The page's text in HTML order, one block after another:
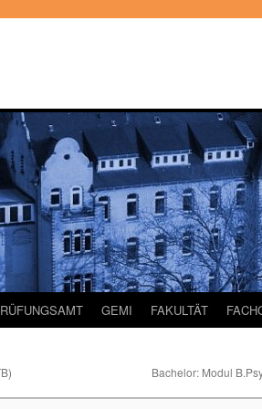
GEMI FAKULTÄT
Bachelor: Modul